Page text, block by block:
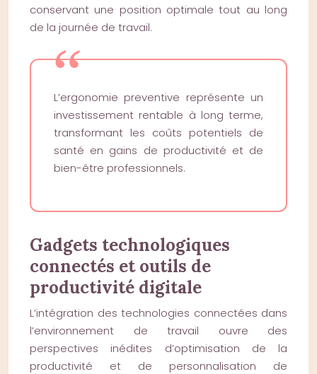
conservant une position optimale tout au long
de la journée de travail.
L’ergonomie preventive représente un
investissement rentable à long terme,
transformant les coûts potentiels de
santé en gains de productivité et de
bien-être professionnels.
Gadgets technologiques
connectés et outils de
productivité digitale
L’intégration des technologies connectées dans
l’environnement de travail ouvre des
perspectives inédites d’optimisation de la
productivité et de personnalisation de